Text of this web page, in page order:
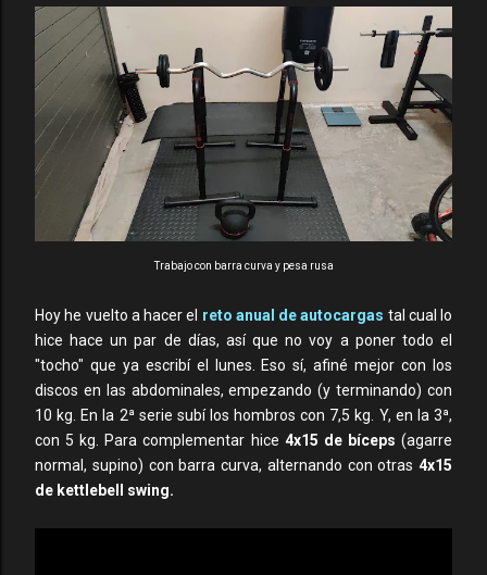
Trabajo con barra curva y pesa rusa
Hoy he vuelto a hacer el reto anual de autocargas tal cual lo
hice hace un par de días, así que no voy a poner todo el
"tocho" que ya escribí el lunes. Eso sí, afiné mejor con los
discos en las abdominales, empezando (y terminando) con
10 kg. En la 2ª serie subí los hombros con 7,5 kg. Y, en la 3ª,
con 5 kg. Para complementar hice 4x15 de bíceps (agarre
normal, supino) con barra curva, alternando con otras 4x15
de kettlebell swing.